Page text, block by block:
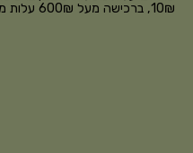
10₪, ברכישה מעל 600₪ עלות משלוח חינם